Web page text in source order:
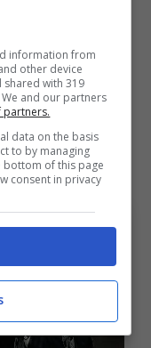
per
era finito
l’ipotesi
information from
other device
shared with 319
and our partners
partners.
data on the basis
to by managing
bottom of this page
consent in privacy